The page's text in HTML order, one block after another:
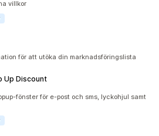
villkor
för att utöka din marknadsföringslista
Up Discount
fönster för e-post och sms, lyckohjul samt